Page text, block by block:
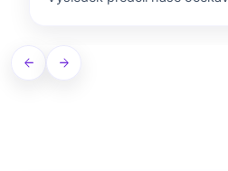
arrow_back arrow_forward